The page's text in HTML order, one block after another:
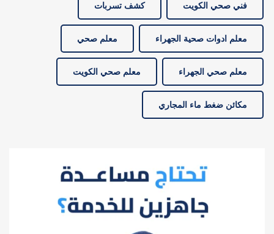
فني صحي الكويت كشف تسربات
معلم ادوات صحية الجهراء معلم صحي
معلم صحي الجهراء معلم صحي الكويت
مكائن ضغط ماء المجاري